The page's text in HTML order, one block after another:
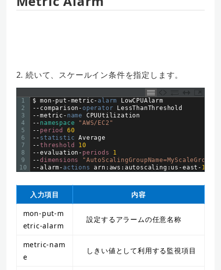
2. 続いて、スケールイン条件を指定します。
1
2
3
4
5
6
7
8
9
10
$ mon -put -metric- alarm
LowCPUAlarm
-- comparison -operator
LessThanThreshold
--metric - name CPUUtilization
-- namespace
"AWS/EC2"
-- period
60
-- statistic Average
--threshold
10
--evaluation - periods
1
--dimensions
"AutoScalingGroupName=MyScaleGroup"
--alarm - actions arn : aws : autoscaling : us -east - 1
入力項目
内容
mon-put-m
etric-alarm
設定するアラームの任意名称
metric-nam
e
しきい値として利用する監視項目